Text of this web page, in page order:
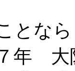
とな
年 大